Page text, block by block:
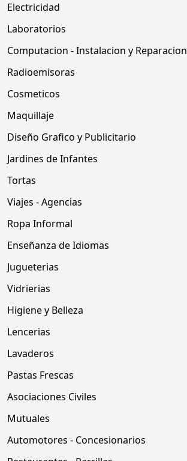
Electricidad
Laboratorios
Computacion - Instalacion y Reparacion
Radioemisoras
Cosmeticos
Maquillaje
Diseño Grafico y Publicitario
Jardines de Infantes
Tortas
Viajes - Agencias
Ropa Informal
Enseñanza de Idiomas
Jugueterias
Vidrierias
Higiene y Belleza
Lencerias
Lavaderos
Pastas Frescas
Asociaciones Civiles
Mutuales
Automotores - Concesionarios